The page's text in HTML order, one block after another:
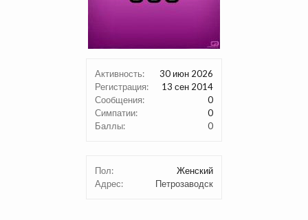
Активность:
30 июн 2026
Регистрация:
13 сен 2014
Сообщения:
0
Симпатии:
0
Баллы:
0
Пол:
Женский
Адрес:
Петрозаводск